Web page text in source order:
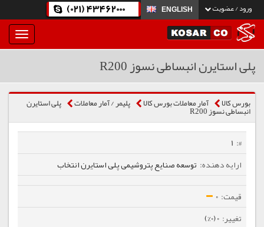
ورود / عضویت ENGLISH
(021) 43462000
بار
و
پلی استایرن انبساطی نسوز R200
بورس کالا آمار معاملات بورس کالا پلیمر / آمار معاملات پلی استایرن
انبساطی نسوز R200
1
توسعه صنایع پتروشیمی پلی استایرن انتخاب
0
0 (0%)